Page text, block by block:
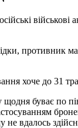
противник
хоче до 31
щодня буває по
не вдалось